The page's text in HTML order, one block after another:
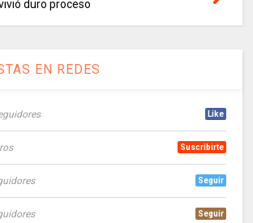
duro proceso
EN REDES
Like
Suscribirte
Seguir
Seguir